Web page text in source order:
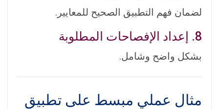
لضمان فهم التطبيق الصحيح للمعايير.
8. إعداد الإفصاحات المطلوبة
بشكل واضح وشامل.
مثال عملي مبسط على تطبيق